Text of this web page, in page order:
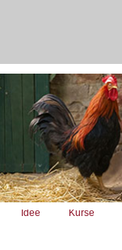
Idee Kurse